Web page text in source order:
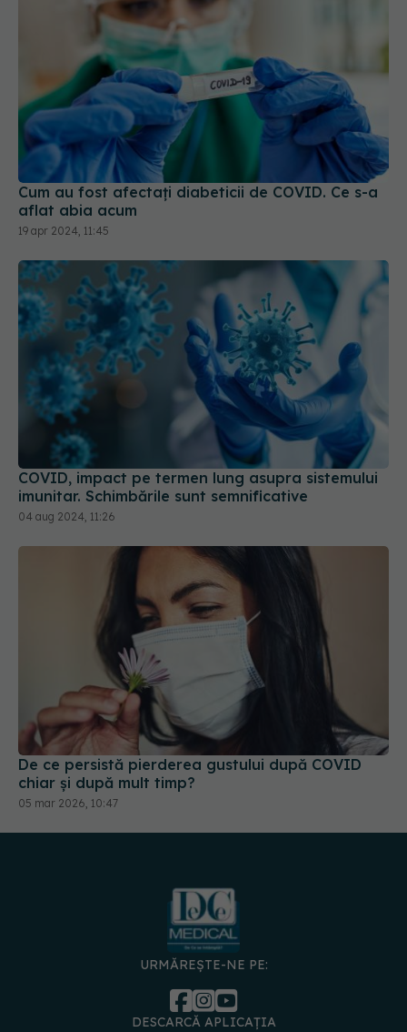
Cum au fost afectați diabeticii de COVID. Ce s-a
aflat abia acum
19 apr 2024, 11:45
COVID, impact pe termen lung asupra sistemului
imunitar. Schimbările sunt semnificative
04 aug 2024, 11:26
De ce persistă pierderea gustului după COVID
chiar și după mult timp?
05 mar 2026, 10:47
URMĂREȘTE-NE PE:
DESCARCĂ APLICAȚIA